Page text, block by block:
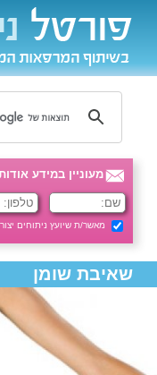
מעוניין במידע
מאשר/ת שיועץ ניתוחים
שאיבת שומן